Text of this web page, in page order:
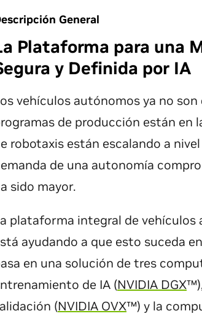
General
Plataforma para una
y Definida por IA
vehículos autónomos ya no
de producción están en
robotaxis están escalando a
de una autonomía
sido mayor.
plataforma integral de vehículos
ayudando a que esto suceda
en una solución de tres
de IA (NVIDIA DGX
(NVIDIA OVX™) y la